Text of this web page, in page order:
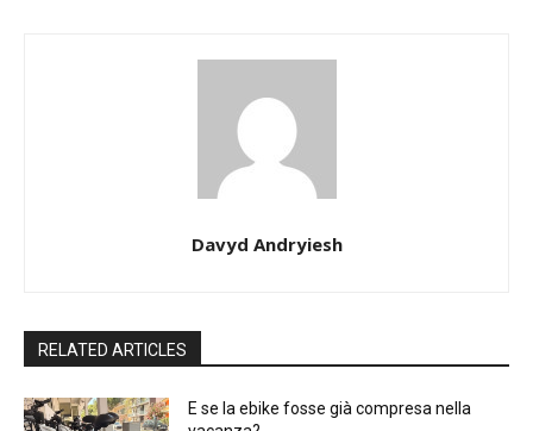
Davyd Andryiesh
RELATED ARTICLES
E se la ebike fosse già compresa nella